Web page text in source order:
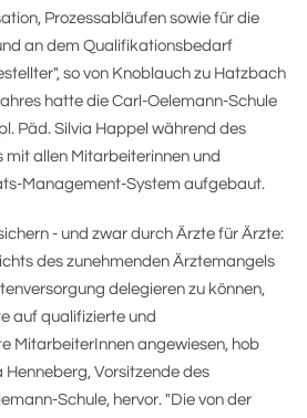
Prozessabläufen sowie für die
an dem Qualifikationsbedarf
so von Knoblauch zu Hatzbach
hatte die Carl-Oelemann-Schule
Päd. Silvia Happel während des
mit allen Mitarbeiterinnen und
Management-System aufgebaut.
- und zwar durch Ärzte für Ärzte:
des zunehmenden Ärztemangels
delegieren zu können,
auf qualifizierte und
MitarbeiterInnen angewiesen, hob
Henneberg, Vorsitzende des
Schule, hervor. "Die von der